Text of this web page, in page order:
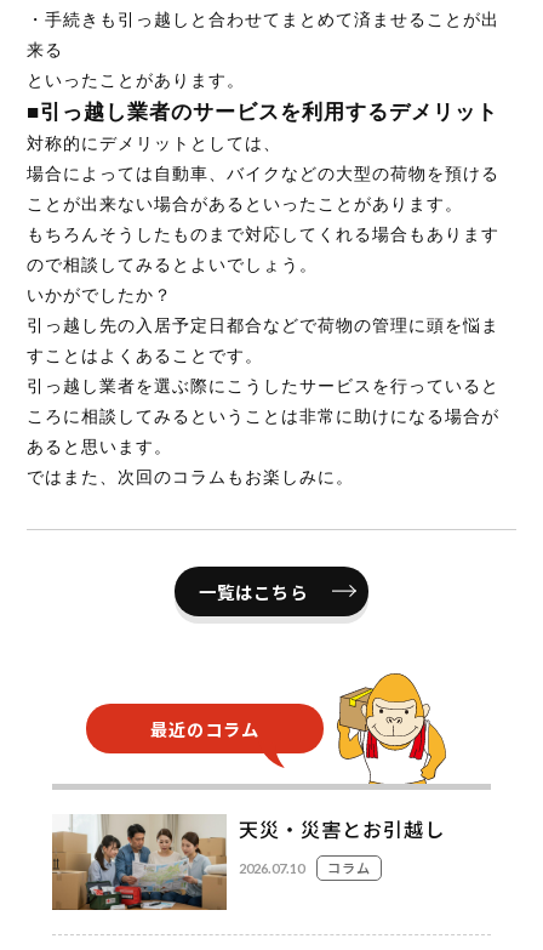
・手続きも引っ越しと合わせてまとめて済ませることが出
来る
といったことがあります。
■引っ越し業者のサービスを利用するデメリット
対称的にデメリットとしては、
場合によっては自動車、バイクなどの大型の荷物を預ける
ことが出来ない場合があるといったことがあります。
もちろんそうしたものまで対応してくれる場合もあります
ので相談してみるとよいでしょう。
いかがでしたか？
引っ越し先の入居予定日都合などで荷物の管理に頭を悩ま
すことはよくあることです。
引っ越し業者を選ぶ際にこうしたサービスを行っていると
ころに相談してみるということは非常に助けになる場合が
あると思います。
ではまた、次回のコラムもお楽しみに。
一覧はこちら
最近のコラム
天災・災害とお引越し
2026.07.10 コラム